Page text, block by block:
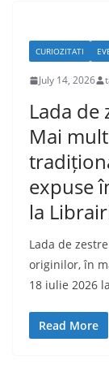
CURIOZITATI
July 14, 2026
Lada de
Mai
expuse
la
Lada de
originilor, în
18 iulie 2026
Read More